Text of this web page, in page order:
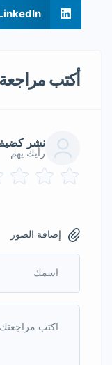
أكتب مراجعة
نشر
رأيك يهم
إضافة الصور